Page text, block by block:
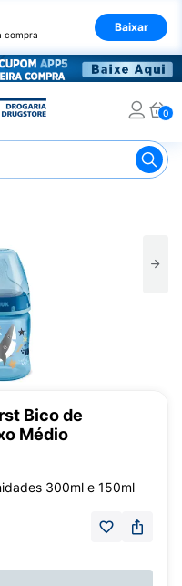
compra
Baixar
0
Kit de Mamadeira
Bico de
Médio
300ml e 150ml